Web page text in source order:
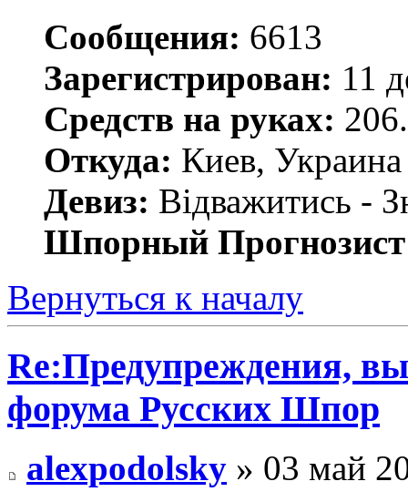
Сообщения: 6613
Зарегистрирован: 11
Средств на руках:
Откуда: Киев, Украина
Девиз: Відважитись -
Шпорный
Вернуться к началу
Re:Предупреждения,
форума Русских Шпор
alexpodolsky » 03 май